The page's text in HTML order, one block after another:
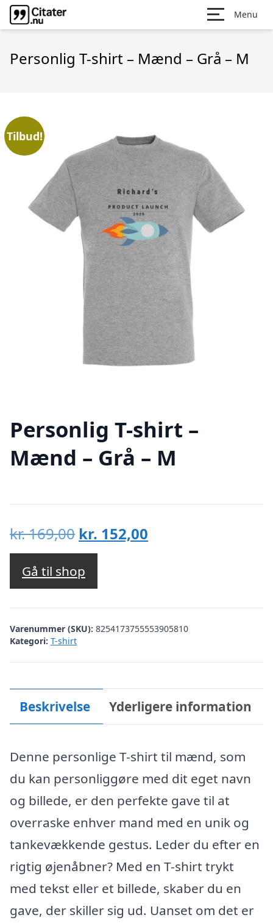
Menu
Personlig T-shirt – Mænd – Grå – M
Tilbud!
Personlig T-shirt –
Mænd – Grå – M
kr.169,00 Den
oprindelige
pris
var:
kr. 169,00.
kr. 152,00
kr. 152,00.
Gå til shop
Varenummer (SKU): 8254173755553905810
Kategori: T-shirt
Beskrivelse Yderligere information
Denne personlige T-shirt til mænd, som
du kan personliggøre med dit eget navn
og billede, er den perfekte gave til at
overraske enhver mand med en unik og
tankevækkende gestus. Leder du efter en
rigtig øjenåbner? Med en T-shirt trykt
med tekst eller et billede, skaber du en
gave, der skiller sig ud. Uanset om det er